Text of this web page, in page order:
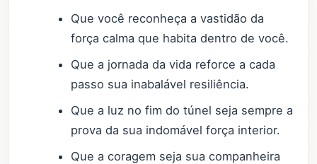
Que você reconheça a vastidão da
força calma que habita dentro de você.
Que a jornada da vida reforce a cada
passo sua inabalável resiliência.
Que a luz no fim do túnel seja sempre a
prova da sua indomável força interior.
Que a coragem seja sua companheira